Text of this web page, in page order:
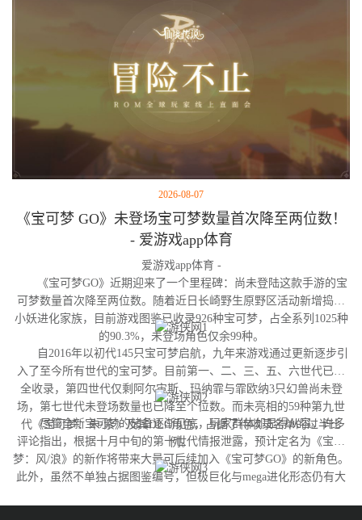
2026-08-07
《宝可梦 GO》未登场宝可梦数量首次降至两位数！
- 爱游戏app体育
爱游戏app体育 -
《宝可梦GO》近期迎来了一个里程碑：尚未登陆这款手游的宝
可梦数量首次降至两位数。随着近日长崎野生原野区活动新增捣蛋
小妖进化家族，目前游戏图鉴已收录926种宝可梦，占全系列1025种
的90.3%，未登场角色仅余99种。
自2016年以初代145只宝可梦启航，九年来游戏通过更新逐步引
入了至今所有世代的宝可梦。目前第一、二、三、五、六世代已完
全收录，第四世代仅剩阿尔宙斯、玛纳霏与霏欧纳3只幻兽尚未登
场，第七世代未登场数量也已降至个位数。而未亮相的59种第九世
代《宝可梦：朱/紫》及其DLC角色，占据了待收录名单的过半比
例。
尽管全新宝可梦的储备逐渐见底，玩家群体却显得从容。许多
评论指出，根据十月中旬的第十世代情报泄露，预计定名为《宝可
梦：风/浪》的新作将带来大量可后续加入《宝可梦GO》的新角色。
此外，虽然不单独占据图鉴编号，但极巨化与mega进化形态仍有大